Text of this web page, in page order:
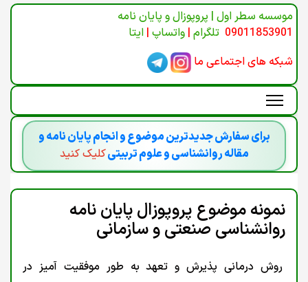
موسسه سطر اول | پروپوزال و پایان نامه
09011853901 تلگرام | واتساپ | ایتا
شبکه های اجتماعی ما
برای سفارش جدیدترین موضوع و انجام پایان نامه و
مقاله روانشناسی و علوم تربیتیکلیک کنید
نمونه موضوع پروپوزال پایان نامه
روانشناسی صنعتی و سازمانی
روش درمانی پذیرش و تعهد به طور موفقیت آمیز در